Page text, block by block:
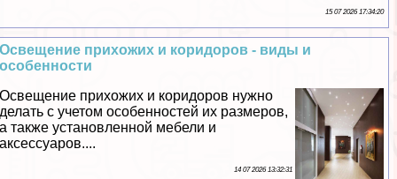
15 07 2026 17:34:20
Освещение прихожих и коридоров - виды и
особенности
Освещение прихожих и коридоров нужно
делать с учетом особенностей их размеров,
а также установленной мебели и
аксессуаров....
14 07 2026 13:32:31